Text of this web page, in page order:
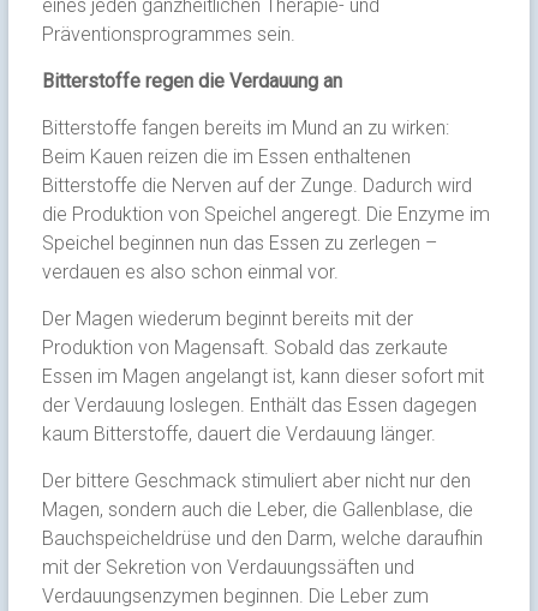
eines jeden ganzheitlichen Therapie- und
Präventionsprogrammes sein.
Bitterstoffe regen die Verdauung an
Bitterstoffe fangen bereits im Mund an zu wirken:
Beim Kauen reizen die im Essen enthaltenen
Bitterstoffe die Nerven auf der Zunge. Dadurch wird
die Produktion von Speichel angeregt. Die Enzyme im
Speichel beginnen nun das Essen zu zerlegen –
verdauen es also schon einmal vor.
Der Magen wiederum beginnt bereits mit der
Produktion von Magensaft. Sobald das zerkaute
Essen im Magen angelangt ist, kann dieser sofort mit
der Verdauung loslegen. Enthält das Essen dagegen
kaum Bitterstoffe, dauert die Verdauung länger.
Der bittere Geschmack stimuliert aber nicht nur den
Magen, sondern auch die Leber, die Gallenblase, die
Bauchspeicheldrüse und den Darm, welche daraufhin
mit der Sekretion von Verdauungssäften und
Verdauungsenzymen beginnen. Die Leber zum